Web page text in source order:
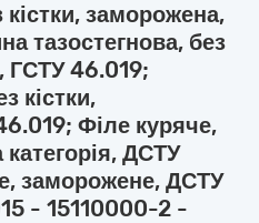
заморожена,
тазостегнова, без
ГСТУ 46.019;
кістки,
Філе куряче,
ДСТУ
заморожене, ДСТУ
- 15110000-2 -